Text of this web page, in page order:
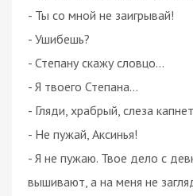
- Ты со мной не заигрывай!
- Ушибешь?
- Степану скажу словцо...
- Я твоего Степана...
- Гляди, храбрый, слеза
- Не пужай, Аксинья!
- Я не пужаю. Твое дело с
вышивают, а на меня не